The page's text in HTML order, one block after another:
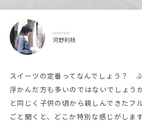
WRITER
河野利枝
スイーツの定番ってなんでしょう？
浮かんだ方も多いのではないでしょう
と同じく子供の頃から親しんできたフ
ごと聞くと、どこか特別な感じがしま